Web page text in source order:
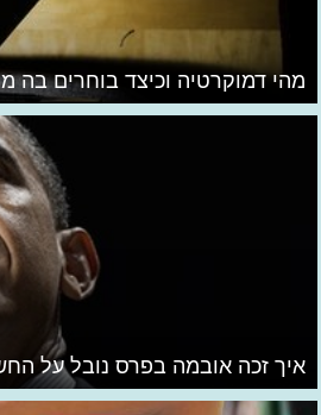
מהי דמוקרטיה וכיצד בוחרים בה
איך זכה אובמה בפרס נובל על